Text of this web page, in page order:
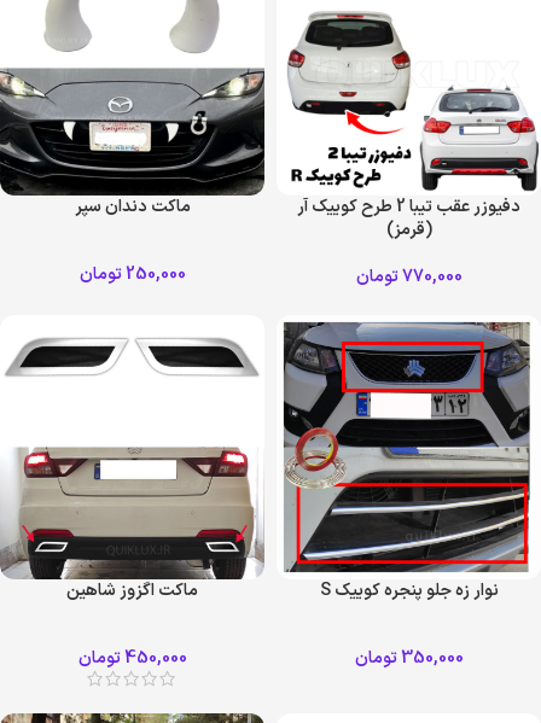
دفیوزر عقب تیبا 2 طرح کوییک آر
(قرمز)
770,000تومان
ماکت دندان سپر
250,000 تومان
نوار زه جلو پنجره کوییک S
350,000 تومان
ماکت اگزوز شاهین
450,000 تومان